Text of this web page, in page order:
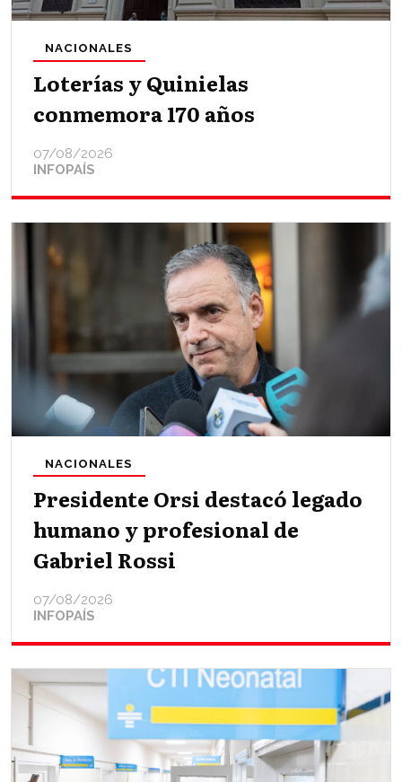
Loterías y Quinielas
conmemora 170 años
INFOPAÍS
NACIONALES
07/08/2026
Presidente Orsi destacó legado
humano y profesional de
Gabriel Rossi
INFOPAÍS
NACIONALES
07/08/2026